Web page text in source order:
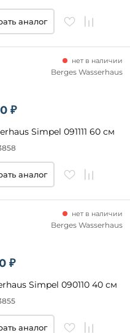
аналог
₽
Simpel 091111 60 см
нет в наличии
Berges Wasserhaus
аналог
₽
Simpel 090110 40 см
нет в наличии
Berges Wasserhaus
аналог